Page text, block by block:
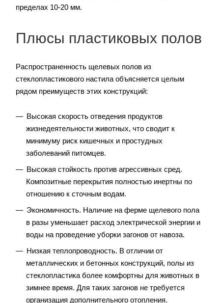
пределах 10-20 мм.
Плюсы пластиковых полов
Распространенность щелевых полов из
стеклопластикового настила объясняется целым
рядом преимуществ этих конструкций:
Высокая скорость отведения продуктов
жизнедеятельности животных, что сводит к
минимуму риск кишечных и простудных
заболеваний питомцев.
Высокая стойкость против агрессивных сред.
Композитные перекрытия полностью инертны по
отношению к сточным водам.
Экономичность. Наличие на ферме щелевого пола
в разы уменьшает расход электрической энергии и
воды на проведение уборки загонов от навоза.
Низкая теплопроводность. В отличии от
металлических и бетонных конструкций, полы из
стеклопластика более комфортны для животных в
зимнее время. Для таких загонов не требуется
организация дополнительного отопления.